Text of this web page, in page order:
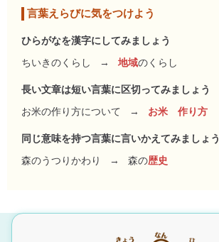
言葉えらびに気をつけよう
ひらがなを漢字にしてみましょう
ちいきのくらし
→ 地域のくらし
長い文章は短い言葉に区切ってみましょう
お米の作り方について
→ お米 作り方
同じ意味を持つ言葉に言いかえてみましょう
森のうつりかわり
→ 森の歴史